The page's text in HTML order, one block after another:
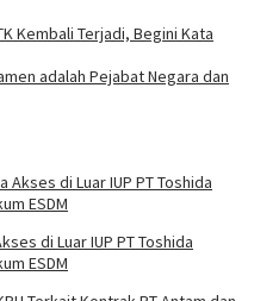
Kembali Terjadi, Begini Kata
adalah Pejabat Negara dan
di Luar IUP PT Toshida
ESDM